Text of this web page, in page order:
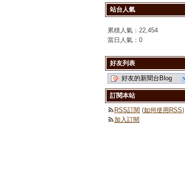
站台人氣
累積人氣： 22,454
當日人氣： 0
好友列表
好友的新聞台Blog
訂閱本站
RSS訂閱 (如何使用RSS)
加入訂閱